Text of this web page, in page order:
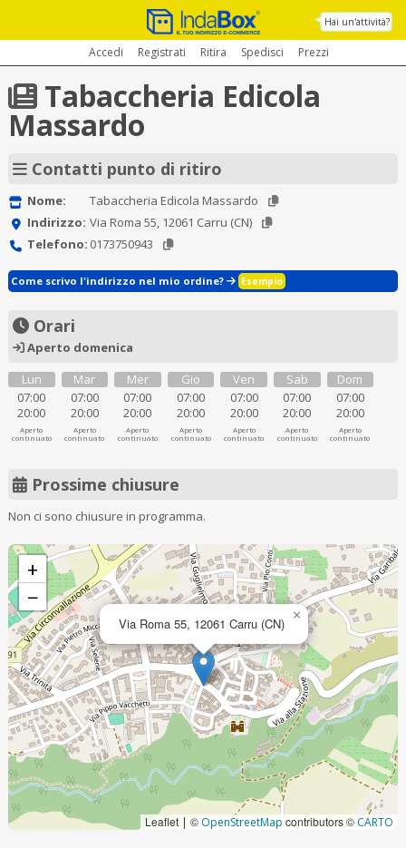
Hai un'attività?
Accedi Registrati Ritira Spedisci Prezzi
Tabaccheria Edicola
Massardo
Contatti punto di ritiro
Nome:
Tabaccheria Edicola Massardo
Indirizzo: Via Roma 55, 12061 Carru (CN)
Telefono: 0173750943
Come scrivo l'indirizzo nel mio ordine? Esempio
Orari
Aperto domenica
Lun
07:00
20:00
Aperto
continuato
Mar
07:00
20:00
Aperto
continuato
Mer
07:00
20:00
Aperto
continuato
Gio
07:00
20:00
Aperto
continuato
Ven
07:00
20:00
Aperto
continuato
Sab
07:00
20:00
Aperto
continuato
Dom
07:00
20:00
Aperto
continuato
Prossime chiusure
Non ci sono chiusure in programma.
Via Roma 55, 12061 Carru (CN) ×
+
−
Leaflet | © OpenStreetMapcontributors © CARTO